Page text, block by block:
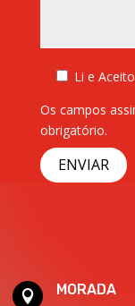
Li e
Os campos
obrigatório.

MORADA